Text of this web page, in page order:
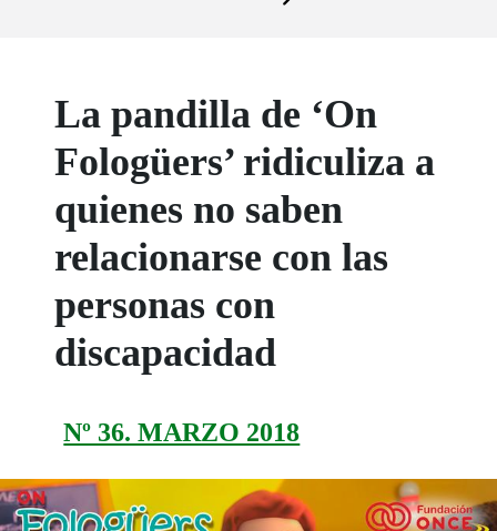
La pandilla de ‘On
Fologüers’ ridiculiza a
quienes no saben
relacionarse con las
personas con
discapacidad
Nº 36. MARZO 2018